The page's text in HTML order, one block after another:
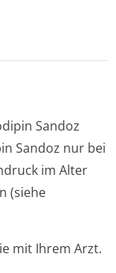
Sandoz
Sandoz nur bei
im Alter
(siehe
mit Ihrem Arzt.